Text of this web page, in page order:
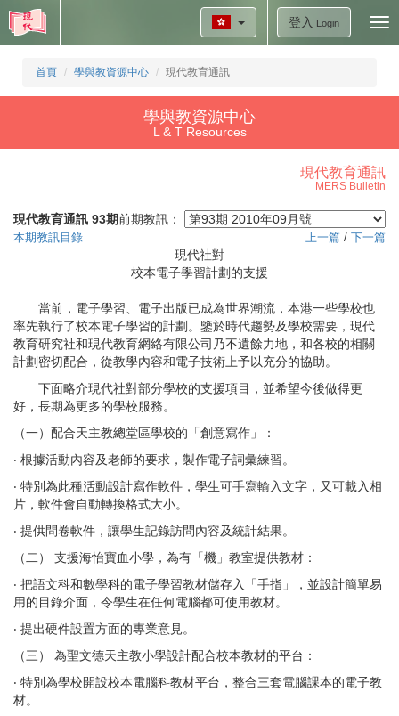
登入 Login
首頁 學與教資源中心 現代教育通訊
學與教資源中心
L & T Resources
現代教育通訊
MERS Bulletin
現代教育通訊 93期前期教訊：
本期教訊目錄 上一篇 / 下一篇
現代社對
校本電子學習計劃的支援
當前，電子學習、電子出版已成為世界潮流，本港一些學校也
率先執行了校本電子學習的計劃。鑒於時代趨勢及學校需要，現代
教育研究社和現代教育網絡有限公司乃不遺餘力地，和各校的相關
計劃密切配合，從教學內容和電子技術上予以充分的協助。
下面略介現代社對部分學校的支援項目，並希望今後做得更
好，長期為更多的學校服務。
（一）配合天主教總堂區學校的「創意寫作」：
‧ 根據活動內容及老師的要求，製作電子詞彙練習。
‧ 特別為此種活動設計寫作軟件，學生可手寫輸入文字，又可載入相
片，軟件會自動轉換格式大小。
‧ 提供問卷軟件，讓學生記錄訪問內容及統計結果。
（二） 支援海怡寶血小學，為有「機」教室提供教材：
‧ 把語文科和數學科的電子學習教材儲存入「手指」，並設計簡單易
用的目錄介面，令學生在任何電腦都可使用教材。
‧ 提出硬件設置方面的專業意見。
（三） 為聖文德天主教小學設計配合校本教材的平台：
‧ 特別為學校開設校本電腦科教材平台，整合三套電腦課本的電子教
材。